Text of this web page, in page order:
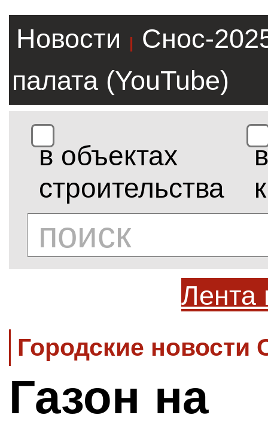
Новости |
Снос-
палата (YouTube)
в объектах
строительства
в
Лента
Городские новости
Газон на